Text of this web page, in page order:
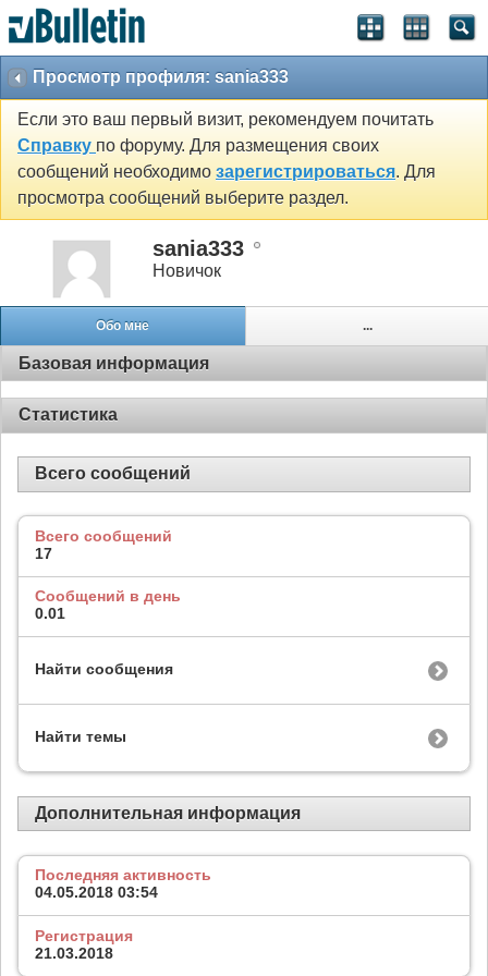
Просмотр профиля: sania333
Если это ваш первый визит, рекомендуем почитать
Справку по форуму. Для размещения своих
сообщений необходимо зарегистрироваться. Для
просмотра сообщений выберите раздел.
sania333
Новичок
Обо мне ...
Базовая информация
Статистика
Всего сообщений
Всего сообщений
17
Сообщений в день
0.01
Найти сообщения
Найти темы
Дополнительная информация
Последняя активность
04.05.2018 03:54
Регистрация
21.03.2018